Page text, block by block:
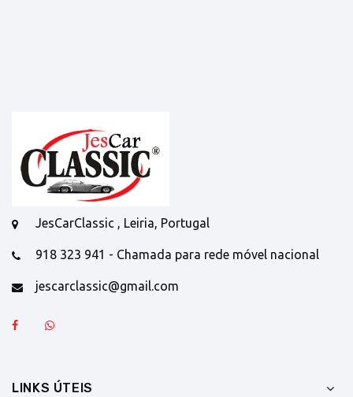
JesCarClassic , Leiria, Portugal
918 323 941 - Chamada para rede móvel nacional
jescarclassic@gmail.com
LINKS ÚTEIS